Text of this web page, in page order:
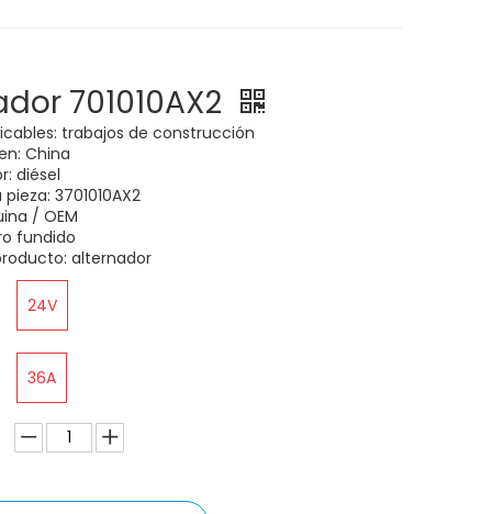
701010AX2
trabajos de construcción
China
diésel
3701010AX2
/ OEM
fundido
alternador
24V
36A